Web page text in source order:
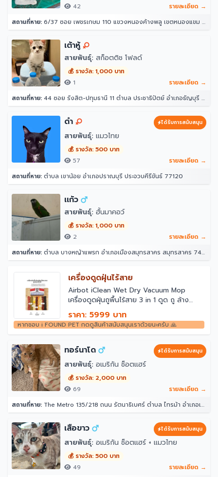
42
รายละเอียด →
สถานที่หาย: 6/37 ซอย เพชรเกษม 110 แขวงหนองค้างพลู เขตหนองแขม กรุงเทพมหานคร 10160
เต้าหู้
สายพันธุ์: สก็อตติช โฟลด์
💰 รางวัล: 1,000 บาท
1
รายละเอียด →
สถานที่หาย: 44 ซอย รังสิต-ปทุมธานี 11 ตำบล ประชาธิปัตย์ อำเภอธัญบุรี ปทุมธานี 12130
ดำ ได้รับการสนับสนุน
สายพันธุ์: แมวไทย
💰 รางวัล: 500 บาท
57
รายละเอียด →
สถานที่หาย: ตำบล เขาน้อย อำเภอปราณบุรี ประจวบคีรีขันธ์ 77120
เเก้ว
สายพันธุ์: ฮั้นมาคอว์
💰 รางวัล: 1,000 บาท
2
รายละเอียด →
สถานที่หาย: ตำบล บางหญ้าแพรก อำเภอเมืองสมุทรสาคร สมุทรสาคร 74000
เครื่องดูดฝุ่นไร้สาย
￼Airbot iClean Wet Dry Vacuum Mop
เครื่องดูดฝุ่นถูพื้นไร้สาย 3 in 1 ดูด ถู ล้าง
เครื่องดูดฝุ่นแบบแห้งเปียกอัจฉริยะ ทำความ
สะอาดตัวเอง อัตโนมัติการตรวจจับสิ่งสกปรก
เหมาะอย่างยิ่งสำหรับปัญหาขนเหนียวและขนของ
ราคา: 5999 บาท
หากชอบ i FOUND PET กดดูสินค้าสนับสนุนเราด้วยนะครับ 🙏
ทอร์นาโด ได้รับการสนับสนุน
สายพันธุ์: อเมริกัน ช็อตแฮร์
💰 รางวัล: 2,000 บาท
69
รายละเอียด →
สถานที่หาย: The Metro 135/218 ถนน รัตนาธิเบศร์ ตำบล ไทรม้า อำเภอเมืองนนทบุรี นนทบุรี 11000
เสือขาว ได้รับการสนับสนุน
สายพันธุ์: อเมริกัน ช็อตแฮร์ + แมวไทย
💰 รางวัล: 500 บาท
49
รายละเอียด →